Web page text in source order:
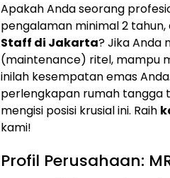
Apakah Anda seorang
pengalaman minimal 2
Staff di Jakarta? Jika Anda
(maintenance) ritel, mampu
inilah kesempatan emas Anda.
perlengkapan rumah tangga
mengisi posisi krusial ini. Raih
kami!
Profil Perusahaan: